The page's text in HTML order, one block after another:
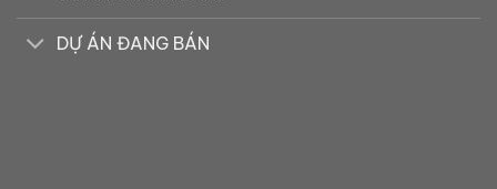
DỰ ÁN ĐANG BÁN